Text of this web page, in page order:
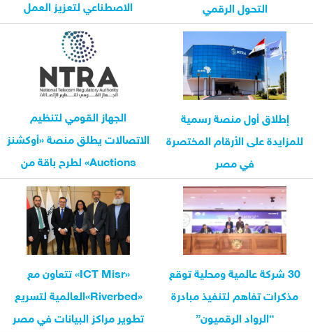
التحول الرقمي
الاصطناعي لتعزيز العمل
المؤسسي...
إطلاق أول منصة رسمية
للمزايدة على الأرقام المختصرة
في مصر
الجهاز القومي لتنظيم
الاتصالات يطلق منصة «أوكشنز
Auctions» لطرح باقة من
خدمات...
30 شركة عالمية ومحلية توقع
مذكرات تفاهم لتنفيذ مبادرة
“الرواد الرقميون”
«ICT Misr» تتعاون مع
«Riverbed»العالمية لتسريع
تطوير مراكز البيانات في مصر